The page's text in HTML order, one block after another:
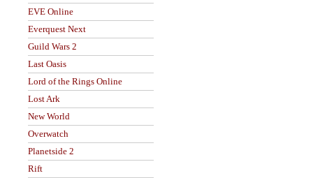
EVE Online
Everquest Next
Guild Wars 2
Last Oasis
Lord of the Rings Online
Lost Ark
New World
Overwatch
Planetside 2
Rift